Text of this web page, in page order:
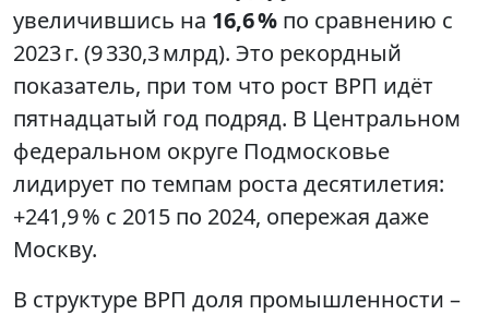
увеличившись на 16,6 % по сравнению с
2023 г. (9 330,3 млрд). Это рекордный
показатель, при том что рост ВРП идёт
пятнадцатый год подряд. В Центральном
федеральном округе Подмосковье
лидирует по темпам роста десятилетия:
+241,9 % с 2015 по 2024, опережая даже
Москву.
В структуре ВРП доля промышленности –